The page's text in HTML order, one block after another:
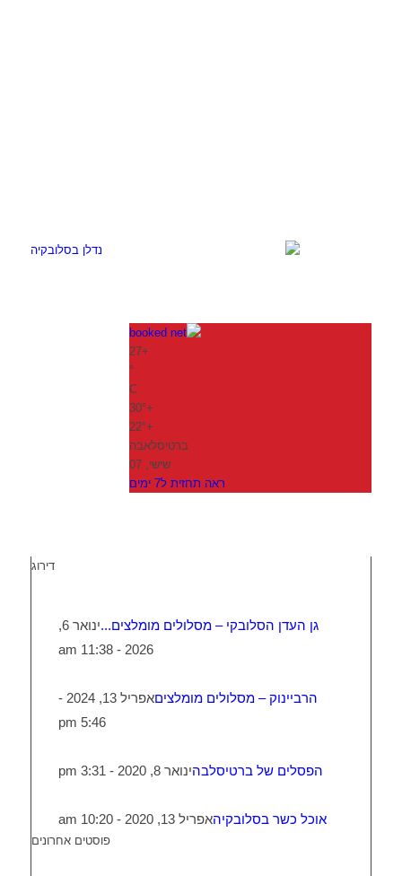
+
27
°
C
+
30°
+
22°
ברטיסלאבה
שישי, 07
ראה תחזית ל7 ימים
דירוג
גן העדן הסלובקי – מסלולים מומלצים...
ינואר 6,
2026 - 11:38 am
הרביינוק – מסלולים מומלצים
אפריל 13, 2024 -
5:46 pm
הפסלים של ברטיסלבהינואר 8, 2020 - 3:31 pm
אוכל כשר בסלובקיהאפריל 13, 2020 - 10:20 am
פוסטים אחרונים